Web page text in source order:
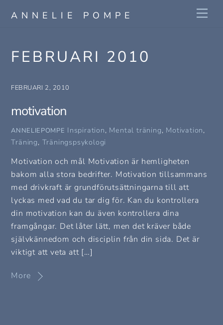
ANNELIE POMPE
FEBRUARI 2010
FEBRUARI 2, 2010
motivation
ANNELIEPOMPE Inspiration, Mental träning, Motivation,
Träning, Träningspsykologi
Motivation och mål Motivation är hemligheten
bakom alla stora bedrifter. Motivation tillsammans
med drivkraft är grundförutsättningarna till att
lyckas med vad du tar dig för. Kan du kontrollera
din motivation kan du även kontrollera dina
framgångar. Det låter lätt, men det kräver både
självkännedom och disciplin från din sida. Det är
viktigt att veta att […]
More